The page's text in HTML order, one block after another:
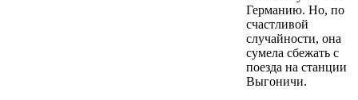
Германию. Но, по
счастливой
случайности, она
сумела сбежать с
поезда на станции
Выгоничи.